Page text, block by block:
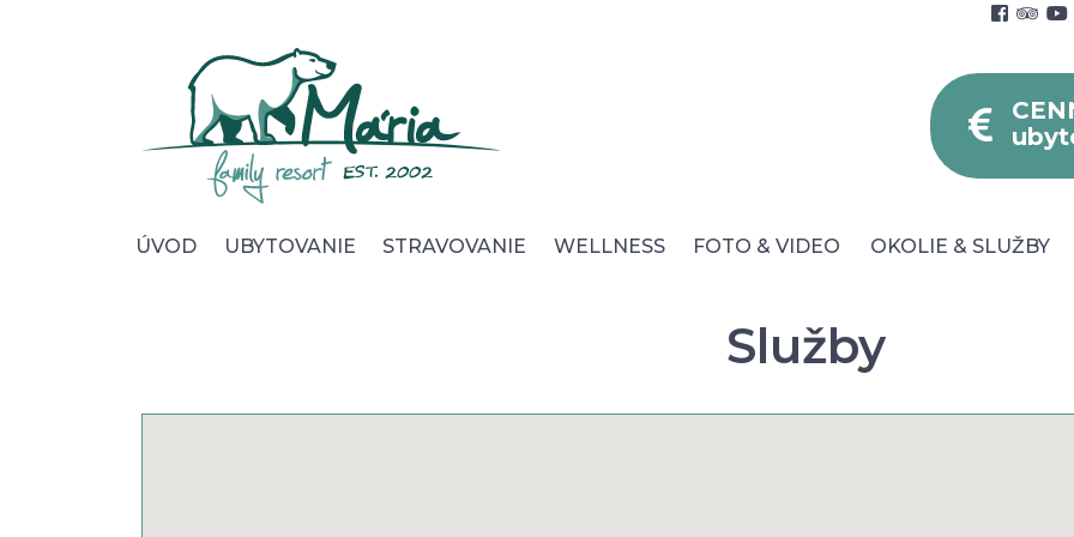
ÚVOD UBYTOVANIE STRAVOVANIE WELLNESS FOTO & VIDEO OKOLIE & SLUŽBY
Ubytovanie
Stravovanie
Foto & video
Kontakt
Služby